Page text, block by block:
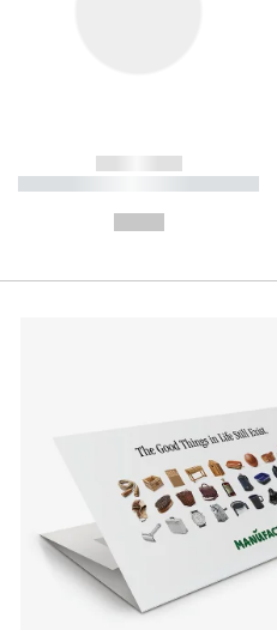
------------
----------- ----------- ----------